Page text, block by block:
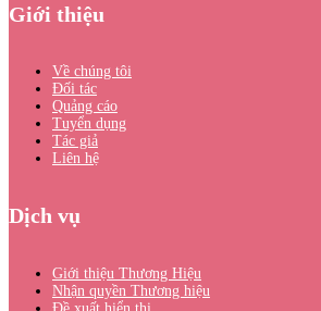
Giới thiệu
Về chúng tôi
Đối tác
Quảng cáo
Tuyển dụng
Tác giả
Liên hệ
Dịch vụ
Giới thiệu Thương Hiệu
Nhận quyền Thương hiệu